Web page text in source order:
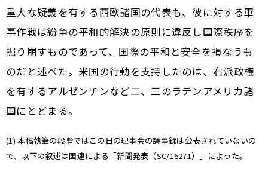
重大な疑義を有する西欧諸国の代表も、彼に対する軍
事作戦は紛争の平和的解決の原則に違反し国際秩序を
掘り崩すものであって、国際の平和と安全を損なうも
のだと述べた。米国の行動を支持したのは、右派政権
を有するアルゼンチンなど二、三のラテンアメリカ諸
国にとどまる。
(1) 本稿執筆の段階ではこの日の理事会の議事録は公表されていないの
で、以下の叙述は国連による「新聞発表（SC/16271）」によった。